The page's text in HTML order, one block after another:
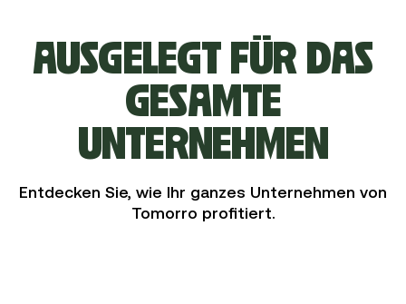
AUSGELEGT FÜR DAS
GESAMTE
UNTERNEHMEN
Entdecken Sie, wie Ihr ganzes Unternehmen von
Tomorro profitiert.